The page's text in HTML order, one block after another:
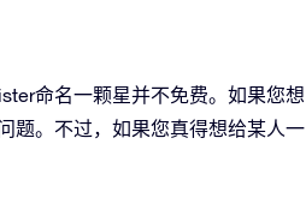
命名一颗星并不免费。如果您想
题。不过，如果您真得想给某人一